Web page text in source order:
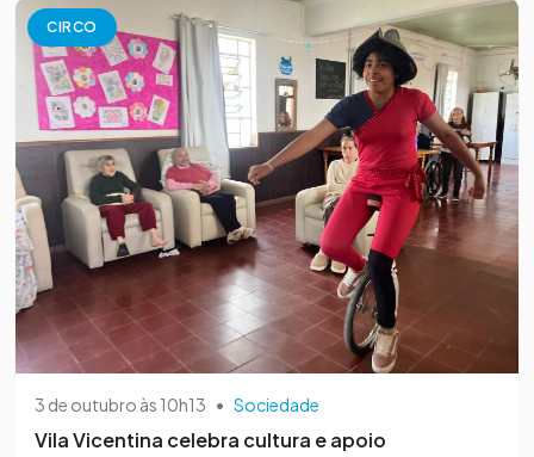
CIRCO
3 de outubro às 10h13 • Sociedade
Vila Vicentina celebra cultura e apoio